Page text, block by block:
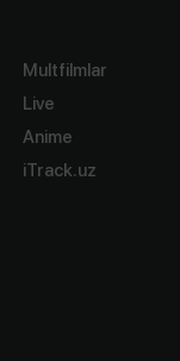
Multfilmlar
Live
Anime
iTrack.uz